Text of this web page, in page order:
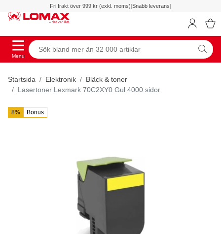
Fri frakt över 999 kr (exkl. moms)|Snabb leverans|
Menu
Startsida Elektronik
Bläck & toner
Lasertoner Lexmark 70C2XY0 Gul 4000 sidor
8% Bonus